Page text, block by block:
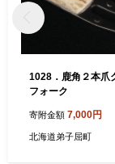
1028．鹿角２本爪
フォーク
寄附金額 7,000円
北海道弟子屈町